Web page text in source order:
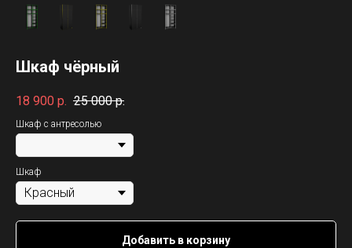
Шкаф чёрный
18 900 р. 25 000 р.
Шкаф с антресолью
Шкаф
Добавить в корзину